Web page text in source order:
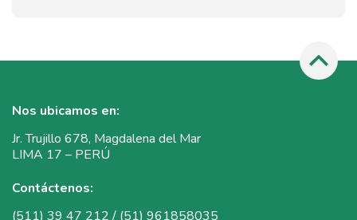
Nos ubicamos en:
Jr. Trujillo 678, Magdalena del Mar
LIMA 17 – PERÚ
Contáctenos:
(511) 39 47 212 / (51) 961858035